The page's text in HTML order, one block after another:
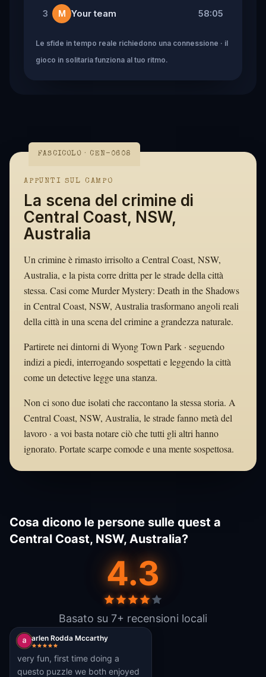
3 M Your team 58:05
Le sfide in tempo reale richiedono una connessione · il
gioco in solitaria funziona al tuo ritmo.
FASCICOLO · CEN-0608
APPUNTI SUL CAMPO
La scena del crimine di
Central Coast, NSW,
Australia
Un crimine è rimasto irrisolto a Central Coast, NSW,
Australia, e la pista corre dritta per le strade della città
stessa. Casi come Murder Mystery: Death in the Shadows
in Central Coast, NSW, Australia trasformano angoli reali
della città in una scena del crimine a grandezza naturale.
Partirete nei dintorni di Wyong Town Park · seguendo
indizi a piedi, interrogando sospettati e leggendo la città
come un detective legge una stanza.
Non ci sono due isolati che raccontano la stessa storia. A
Central Coast, NSW, Australia, le strade fanno metà del
lavoro · a voi basta notare ciò che tutti gli altri hanno
ignorato. Portate scarpe comode e una mente sospettosa.
Cosa dicono le persone sulle quest a
Central Coast, NSW, Australia?
4.3
Basato su 7+ recensioni locali
arlen Rodda Mccarthy
very fun, first time doing a
questo puzzle we both enjoyed